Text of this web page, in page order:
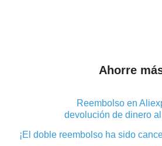
Ahorre
Reembolso en
devolución de dinero
¡El doble reembolso ha sido